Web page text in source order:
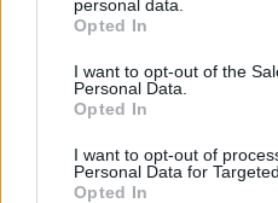
grant or deny consent to
use your data for below
consent section.
personal data.
Opted In
I want to opt-out of the
Personal Data.
Opted In
I want to opt-out of
Personal Data for
Opted In
εξέδρα των φίλων του
που αποτυπώνει όλη τη
της κατάκτησης για τους